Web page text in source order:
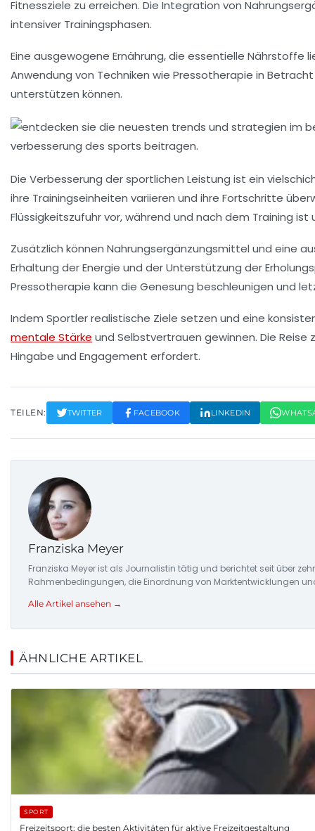
Fitnessziele zu erreichen. Die Integration von
intensiver Trainingsphasen.
Eine ausgewogene Ernährung, die essentielle Nährstoffe
Anwendung von Techniken wie Pressotherapie in
unterstützen können.
Die Verbesserung dersportlichen Leistung ist ein
ihre Trainingseinheiten variieren und ihre Fortschritte
Flüssigkeitszufuhrvor, während und nach dem Training
Zusätzlich können Nahrungsergänzungsmittel und eine
Erhaltung der Energie und der Unterstützung der
Pressotherapie kann die Genesung beschleunigen und
Indem Sportler realistische Ziele setzen und eine
mentale Stärke und Selbstvertrauen gewinnen. Die Reise
Hingabe und Engagement erfordert.
TEILEN: TWITTER FACEBOOK LINKEDIN
Franziska Meyer
Franziska Meyer ist als Journalistin tätig und berichtet seit über
Rahmenbedingungen, die Einordnung von Marktentwicklungen
Alle Artikel ansehen →
ÄHNLICHE ARTIKEL
SPORT
Freizeitsport: die besten Aktivitäten für aktive Freizeitgestaltung